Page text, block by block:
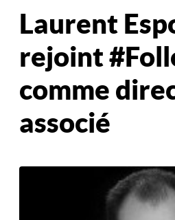
Laurent
rejoint
comme
associé